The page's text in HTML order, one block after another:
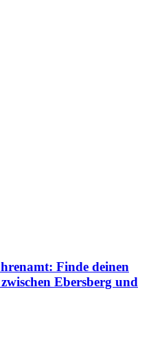
Finde deinen
Ebersberg und